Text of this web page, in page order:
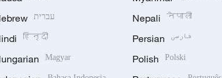
עברית
हिन्दी
Magyar
Nepali नेपाली
Persian فارسی
Polish Polski